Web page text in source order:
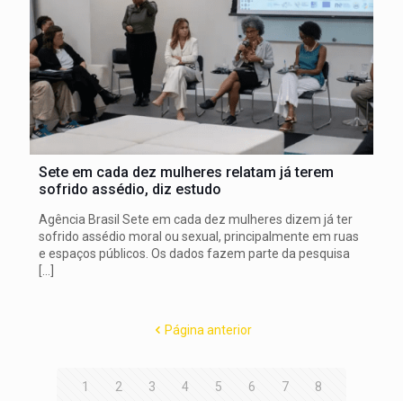
Sete em cada dez mulheres relatam já terem
sofrido assédio, diz estudo
Agência Brasil Sete em cada dez mulheres dizem já ter
sofrido assédio moral ou sexual, principalmente em ruas
e espaços públicos. Os dados fazem parte da pesquisa
[…]
Página anterior
1 2 3 4 5 6 7 8